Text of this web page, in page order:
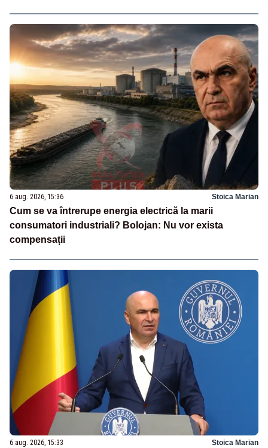
6 aug. 2026, 15:36 Stoica Marian
Cum se va întrerupe energia electrică la marii
consumatori industriali? Bolojan: Nu vor exista
compensații
6 aug. 2026, 15:33 Stoica Marian